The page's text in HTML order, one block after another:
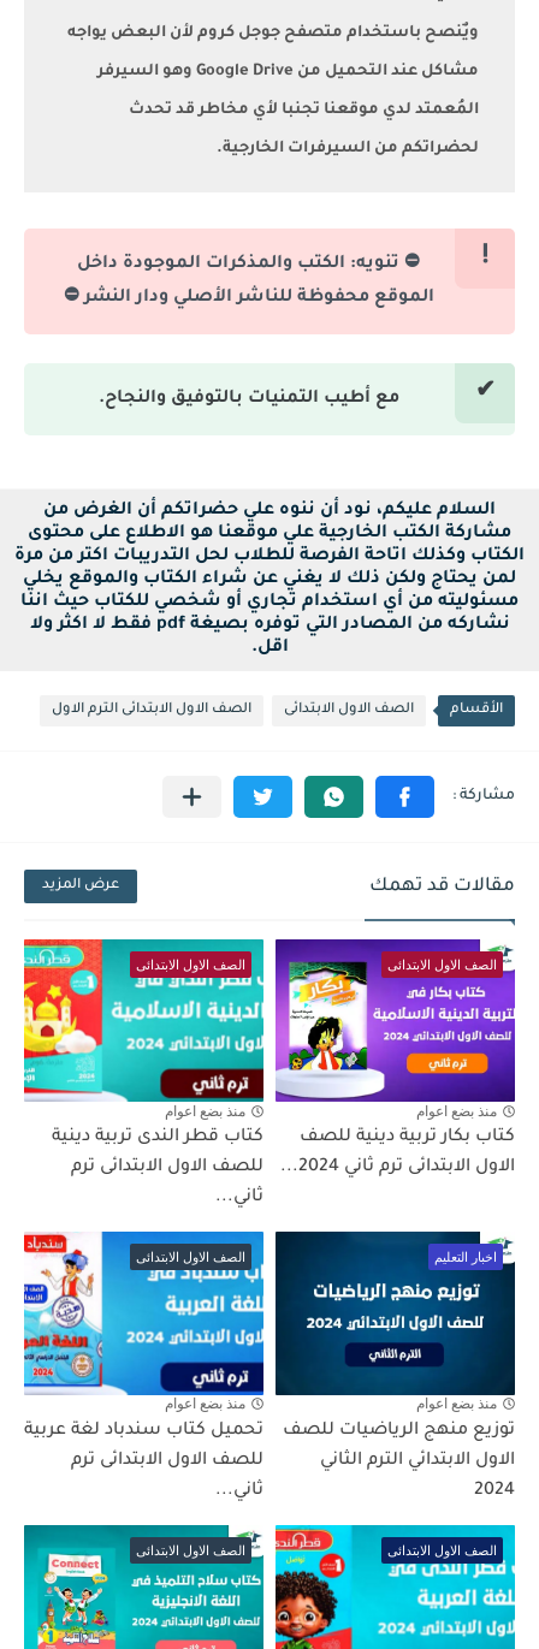
ويٌنصح باستخدام متصفح جوجل كروم لأن البعض يواجه
مشاكل عند التحميل من Google Drive وهو السيرفر
المُعمتد لدي موقعنا تجنبا لأي مخاطر قد تحدث
لحضراتكم من السيرفرات الخارجية.
⛔ تنويه: الكتب والمذكرات الموجودة داخل
الموقع محفوظة للناشر الأصلي ودار النشر ⛔
مع أطيب التمنيات بالتوفيق والنجاح.
السلام عليكم، نود أن ننوه علي حضراتكم أن الغرض من
مشاركة الكتب الخارجية علي موقعنا هو الاطلاع على محتوى
الكتاب وكذلك اتاحة الفرصة للطلاب لحل التدريبات اكتر من مرة
لمن يحتاج ولكن ذلك لا يغني عن شراء الكتاب والموقع يخلي
مسئوليته من أي استخدام تجاري أو شخصي للكتاب حيث اننا
نشاركه من المصادر التي توفره بصيغة pdf فقط لا اكثر ولا
اقل.
الأقسام الصف الاول الابتدائى الصف الاول الابتدائى الترم الاول
مقالات قد تهمك عرض المزيد
الصف الاول الابتدائى
منذ بضع اعوام
كتاب بكار تربية دينية للصف
الاول الابتدائى ترم ثاني 2024...
الصف الاول الابتدائى
منذ بضع اعوام
كتاب قطر الندى تربية دينية
للصف الاول الابتدائى ترم
ثاني...
اخبار التعليم
منذ بضع اعوام
توزيع منهج الرياضيات للصف
الاول الابتدائي الترم الثاني
2024
الصف الاول الابتدائى
منذ بضع اعوام
تحميل كتاب سندباد لغة عربية
للصف الاول الابتدائى ترم
ثاني...
الصف الاول الابتدائى الصف الاول الابتدائى